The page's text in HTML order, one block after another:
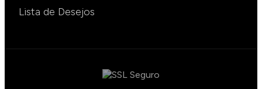
Lista de Desejos